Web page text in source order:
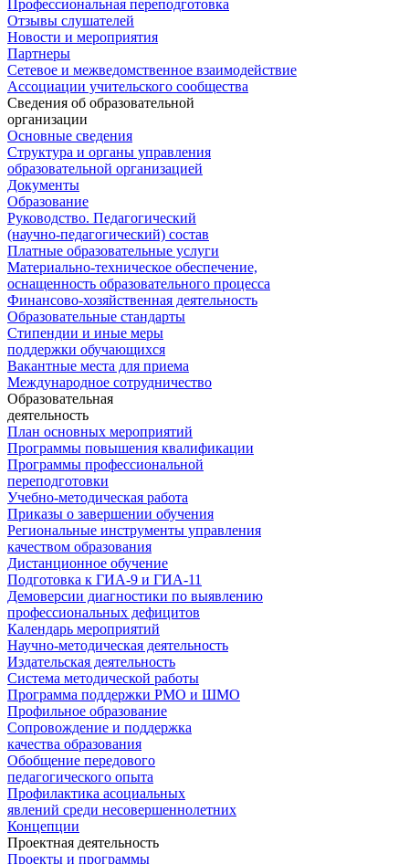
Профессиональная переподготовка
Отзывы слушателей
Новости и мероприятия
Партнеры
Сетевое и межведомственное взаимодействие
Ассоциации учительского сообщества
Сведения об образовательной
организации
Основные сведения
Структура и органы управления
образовательной организацией
Документы
Образование
Руководство. Педагогический
(научно-педагогический) состав
Платные образовательные услуги
Материально-техническое обеспечение,
оснащенность образовательного процесса
Финансово-хозяйственная деятельность
Образовательные стандарты
Стипендии и иные меры
поддержки обучающихся
Вакантные места для приема
Международное сотрудничество
Образовательная
деятельность
План основных мероприятий
Программы повышения квалификации
Программы профессиональной
переподготовки
Учебно-методическая работа
Приказы о завершении обучения
Региональные инструменты управления
качеством образования
Дистанционное обучение
Подготовка к ГИА-9 и ГИА-11
Демоверсии диагностики по выявлению
профессиональных дефицитов
Календарь мероприятий
Научно-методическая деятельность
Издательская деятельность
Система методической работы
Программа поддержки РМО и ШМО
Профильное образование
Сопровождение и поддержка
качества образования
Обобщение передового
педагогического опыта
Профилактика асоциальных
явлений среди несовершеннолетних
Концепции
Проектная деятельность
Проекты и программы